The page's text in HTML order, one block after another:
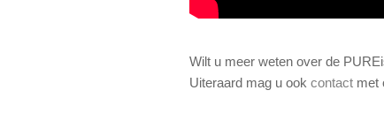
Wilt u meer weten over de
Uiteraard mag u ook contactmet